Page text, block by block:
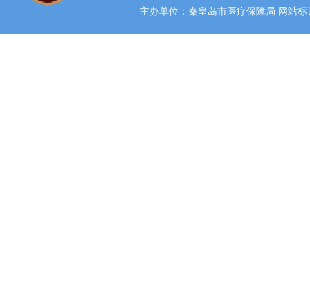
主办单位：秦皇岛市医疗保障局 网站